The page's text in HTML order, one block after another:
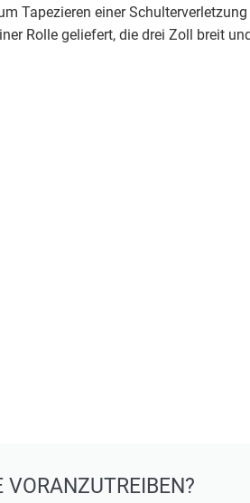
Tapezieren einer Schulterverletzung
Rolle geliefert, die drei Zoll breit und
VORANZUTREIBEN?